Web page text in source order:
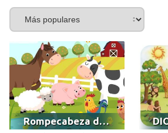
Rompecabeza de animales